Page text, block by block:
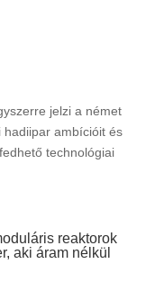
jelzi a német
hadiipar ambícióit és
technológiai
reaktorok
aki áram nélkül